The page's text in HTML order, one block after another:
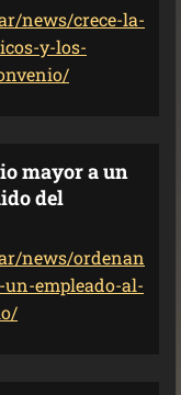
news/crece-la-
y-los-
mayor a un
del
news/ordenan
empleado-al-